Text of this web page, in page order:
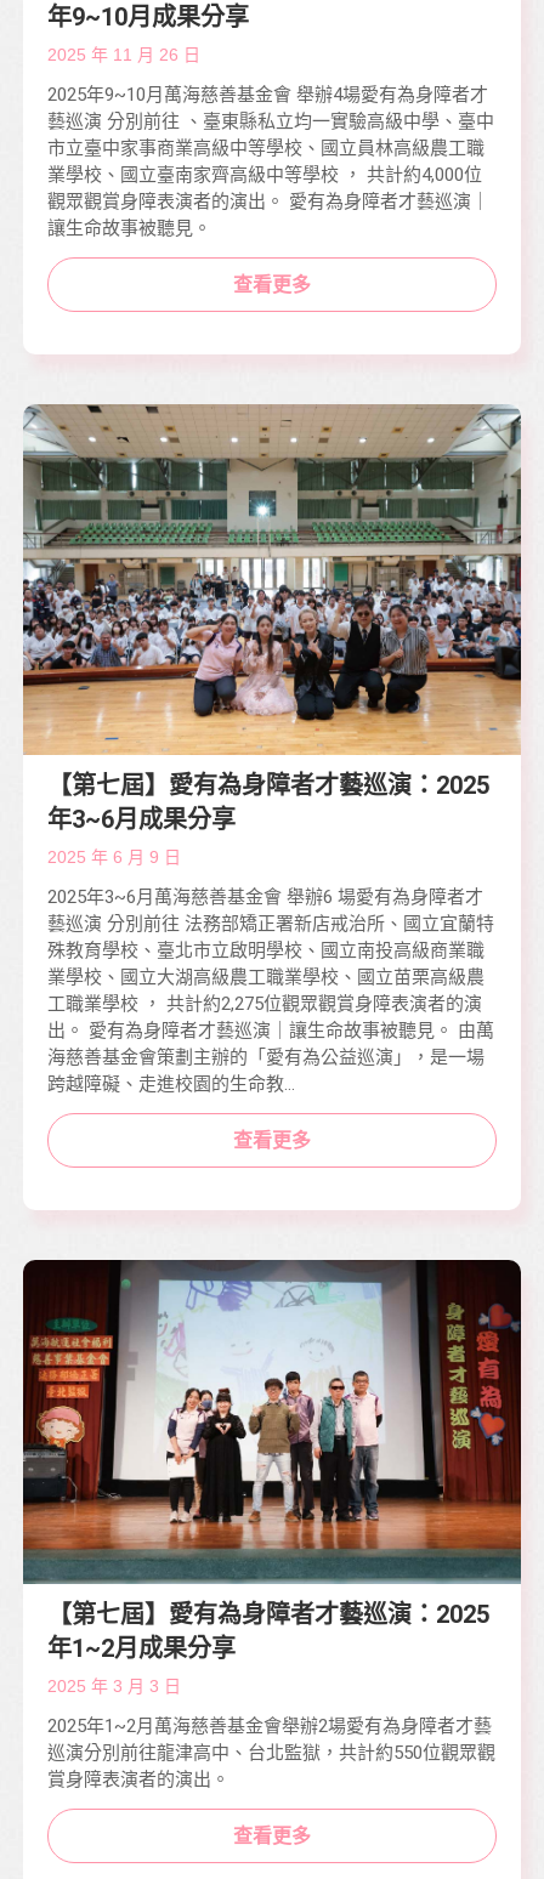
年9~10月成果分享
2025 年 11 月 26 日
2025年9~10月萬海慈善基金會 舉辦4場愛有為身障者才
藝巡演 分別前往 、臺東縣私立均一實驗高級中學、臺中
市立臺中家事商業高級中等學校、國立員林高級農工職
業學校、國立臺南家齊高級中等學校 ， 共計約4,000位
觀眾觀賞身障表演者的演出。 愛有為身障者才藝巡演｜
讓生命故事被聽見。
查看更多
【第七屆】愛有為身障者才藝巡演：2025
年3~6月成果分享
2025 年 6 月 9 日
2025年3~6月萬海慈善基金會 舉辦6 場愛有為身障者才
藝巡演 分別前往 法務部矯正署新店戒治所、國立宜蘭特
殊教育學校、臺北市立啟明學校、國立南投高級商業職
業學校、國立大湖高級農工職業學校、國立苗栗高級農
工職業學校 ， 共計約2,275位觀眾觀賞身障表演者的演
出。 愛有為身障者才藝巡演｜讓生命故事被聽見。 由萬
海慈善基金會策劃主辦的「愛有為公益巡演」，是一場
跨越障礙、走進校園的生命教…
查看更多
【第七屆】愛有為身障者才藝巡演：2025
年1~2月成果分享
2025 年 3 月 3 日
2025年1~2月萬海慈善基金會舉辦2場愛有為身障者才藝
巡演分別前往龍津高中、台北監獄，共計約550位觀眾觀
賞身障表演者的演出。
查看更多